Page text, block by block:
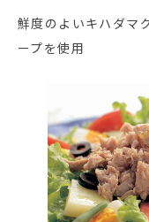
鮮度のよいキハダマ
ープを使用